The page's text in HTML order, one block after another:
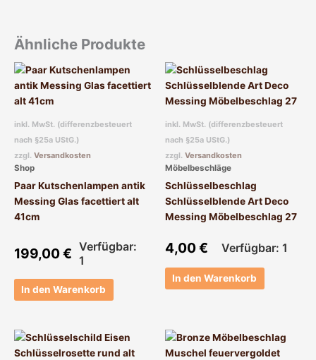
Ähnliche Produkte
inkl. MwSt. (differenzbesteuert
nach §25a UStG.)
zzgl. Versandkosten
Shop
Paar Kutschenlampen antik
Messing Glas facettiert alt
41cm
199,00€ Verfügbar:
1
In den Warenkorb
inkl. MwSt. (differenzbesteuert
nach §25a UStG.)
zzgl. Versandkosten
Möbelbeschläge
Schlüsselbeschlag
Schlüsselblende Art Deco
Messing Möbelbeschlag 27
4,00€ Verfügbar: 1
In den Warenkorb